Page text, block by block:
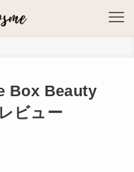
Box Beauty
ビュー